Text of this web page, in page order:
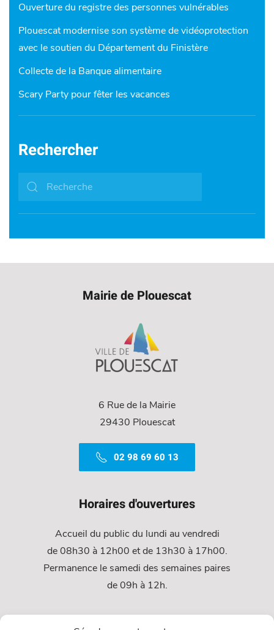
Ouverture du registre des personnes vulnérables
Plouescat modernise son système de vidéoprotection
avec le soutien du Département du Finistère
Collecte de la Banque alimentaire
Scary Party pour fêter les vacances
Rechercher
Mairie de Plouescat
6 Rue de la Mairie
29430 Plouescat
02 98 69 60 13
Horaires d'ouvertures
Accueil du public du lundi au vendredi
de 08h30 à 12h00 et de 13h30 à 17h00.
Permanence le samedi des semaines paires
de 09h à 12h.